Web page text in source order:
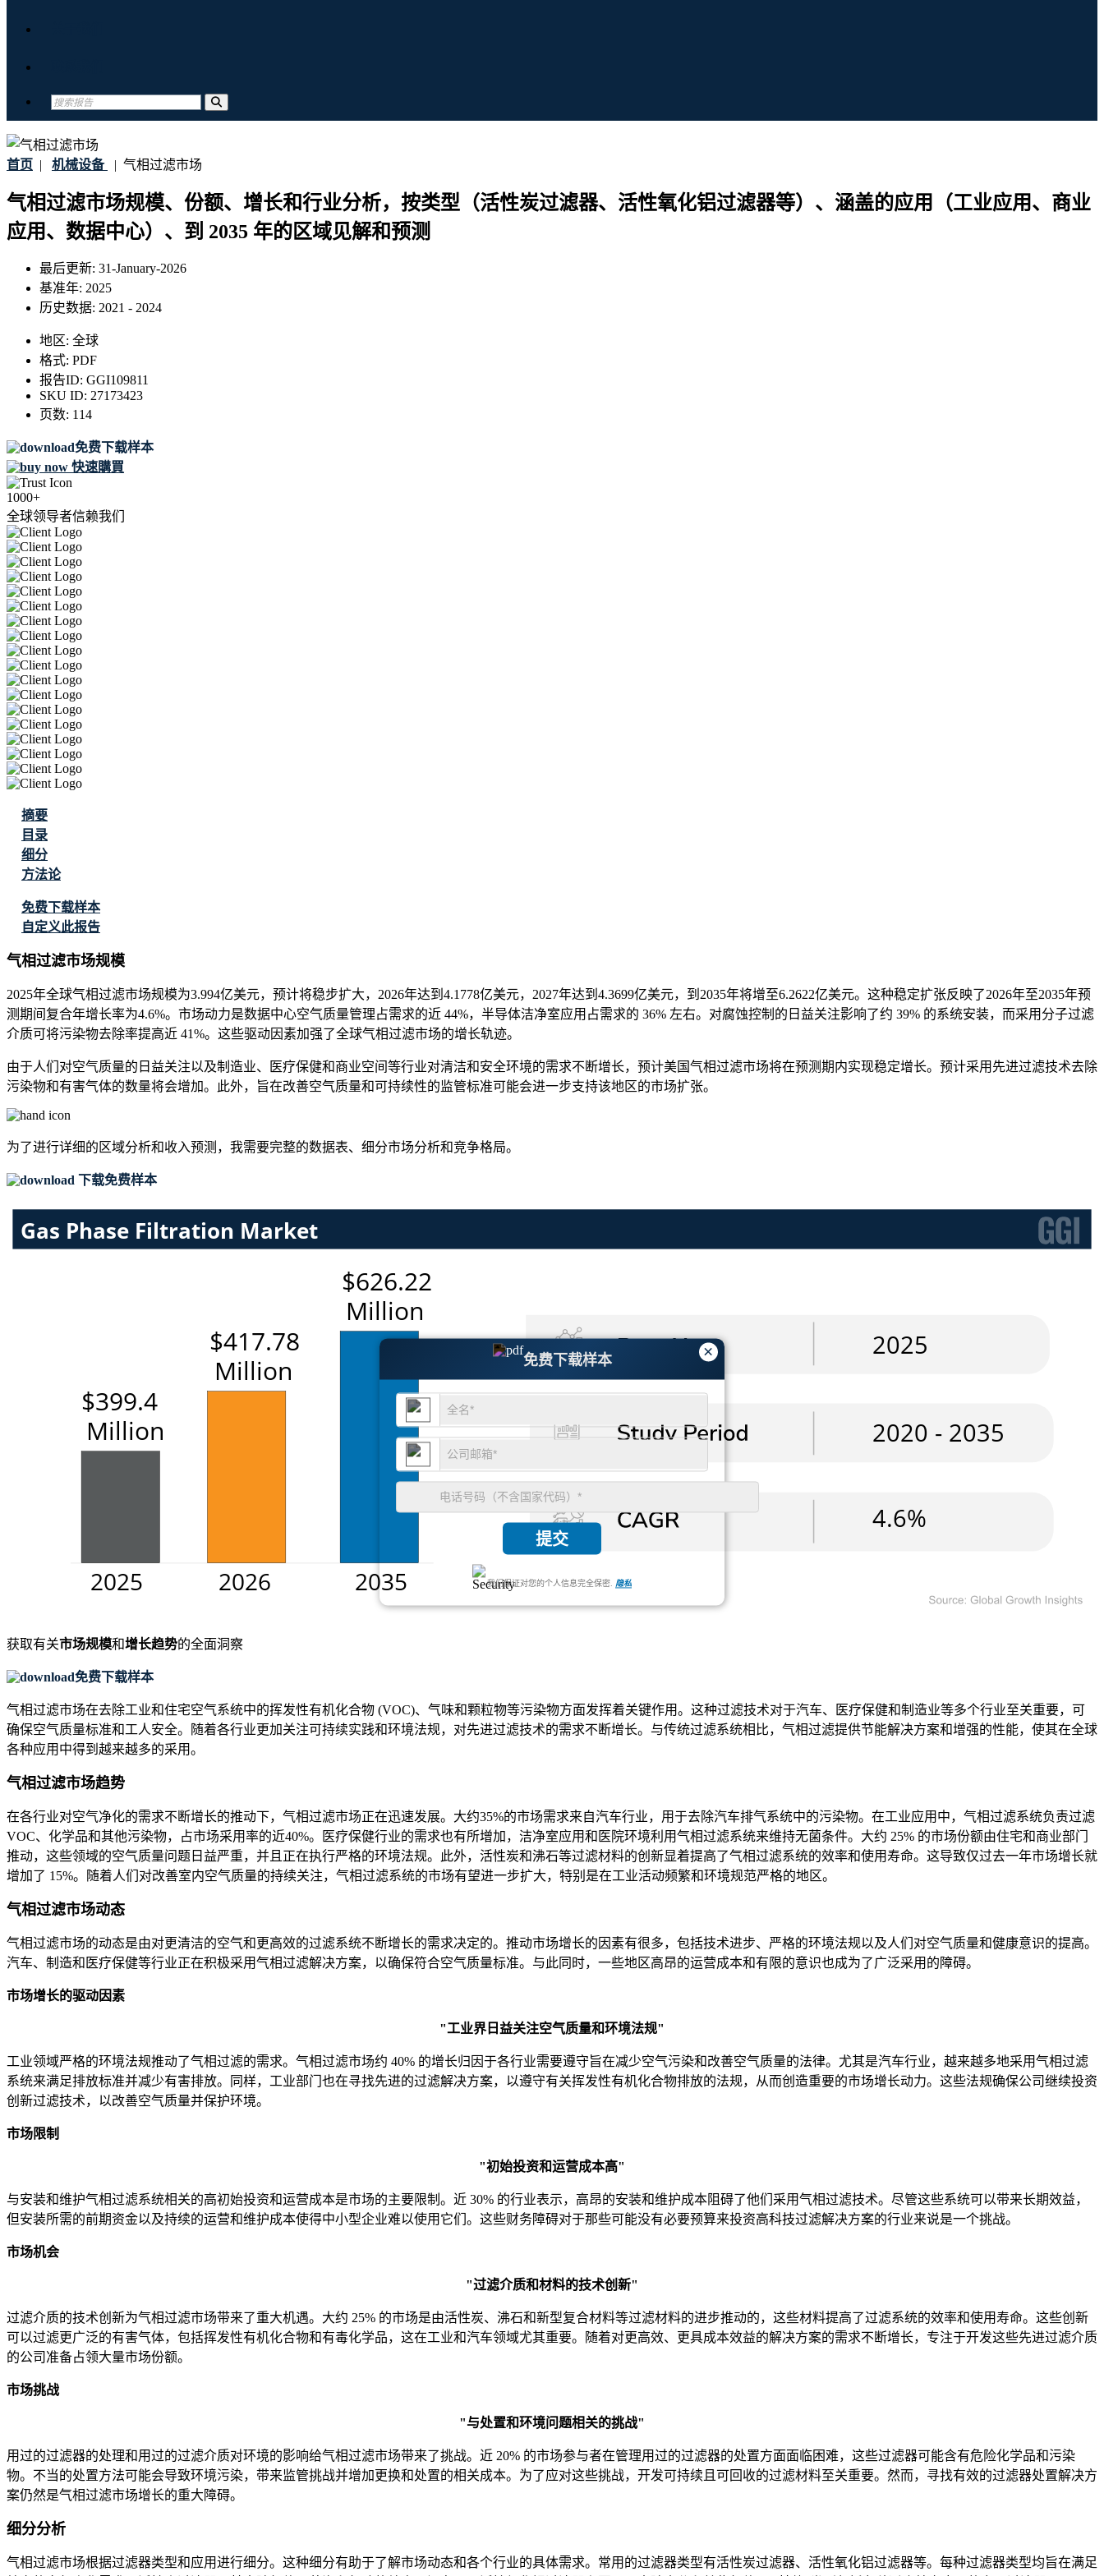
首页 | 机械设备 | 气相过滤市场
气相过滤市场规模、份额、增长和行业分析，按类型（活性炭过滤器、活性氧化铝过滤器等）、涵盖的应用（工业应用、商业
应用、数据中心）、到 2035 年的区域见解和预测
最后更新: 31-January-2026
基准年: 2025
历史数据: 2021 - 2024
地区: 全球
格式: PDF
报告ID: GGI109811
SKU ID: 27173423
页数: 114
免费下载样本
快速購買
1000+
全球领导者信赖我们
×
免费下载样本
提交
我们保证对您的个人信息完全保密. 隐私
摘要
目录
细分
方法论
免费下载样本
自定义此报告
气相过滤市场规模
2025年全球气相过滤市场规模为3.994亿美元，预计将稳步扩大，2026年达到4.1778亿美元，2027年达到4.3699亿美元，到2035年将增至6.2622亿美元。这种稳定扩张反映了2026年至2035年预
测期间复合年增长率为4.6%。市场动力是数据中心空气质量管理占需求的近 44%，半导体洁净室应用占需求的 36% 左右。对腐蚀控制的日益关注影响了约 39% 的系统安装，而采用分子过滤
介质可将污染物去除率提高近 41%。这些驱动因素加强了全球气相过滤市场的增长轨迹。
由于人们对空气质量的日益关注以及制造业、医疗保健和商业空间等行业对清洁和安全环境的需求不断增长，预计美国气相过滤市场将在预测期内实现稳定增长。预计采用先进过滤技术去除
污染物和有害气体的数量将会增加。此外，旨在改善空气质量和可持续性的监管标准可能会进一步支持该地区的市场扩张。
为了进行详细的区域分析和收入预测，我需要完整的数据表、细分市场分析和竞争格局。
下载免费样本
获取有关市场规模和增长趋势的全面洞察
免费下载样本
气相过滤市场在去除工业和住宅空气系统中的挥发性有机化合物 (VOC)、气味和颗粒物等污染物方面发挥着关键作用。这种过滤技术对于汽车、医疗保健和制造业等多个行业至关重要，可
确保空气质量标准和工人安全。随着各行业更加关注可持续实践和环境法规，对先进过滤技术的需求不断增长。与传统过滤系统相比，气相过滤提供节能解决方案和增强的性能，使其在全球
各种应用中得到越来越多的采用。
气相过滤市场趋势
在各行业对空气净化的需求不断增长的推动下，气相过滤市场正在迅速发展。大约35%的市场需求来自汽车行业，用于去除汽车排气系统中的污染物。在工业应用中，气相过滤系统负责过滤
VOC、化学品和其他污染物，占市场采用率的近40%。医疗保健行业的需求也有所增加，洁净室应用和医院环境利用气相过滤系统来维持无菌条件。大约 25% 的市场份额由住宅和商业部门
推动，这些领域的空气质量问题日益严重，并且正在执行严格的环境法规。此外，活性炭和沸石等过滤材料的创新显着提高了气相过滤系统的效率和使用寿命。这导致仅过去一年市场增长就
增加了 15%。随着人们对改善室内空气质量的持续关注，气相过滤系统的市场有望进一步扩大，特别是在工业活动频繁和环境规范严格的地区。
气相过滤市场动态
气相过滤市场的动态是由对更清洁的空气和更高效的过滤系统不断增长的需求决定的。推动市场增长的因素有很多，包括技术进步、严格的环境法规以及人们对空气质量和健康意识的提高。
汽车、制造和医疗保健等行业正在积极采用气相过滤解决方案，以确保符合空气质量标准。与此同时，一些地区高昂的运营成本和有限的意识也成为了广泛采用的障碍。
市场增长的驱动因素
"工业界日益关注空气质量和环境法规"
工业领域严格的环境法规推动了气相过滤的需求。气相过滤市场约 40% 的增长归因于各行业需要遵守旨在减少空气污染和改善空气质量的法律。尤其是汽车行业，越来越多地采用气相过滤
系统来满足排放标准并减少有害排放。同样，工业部门也在寻找先进的过滤解决方案，以遵守有关挥发性有机化合物排放的法规，从而创造重要的市场增长动力。这些法规确保公司继续投资
创新过滤技术，以改善空气质量并保护环境。
市场限制
"初始投资和运营成本高"
与安装和维护气相过滤系统相关的高初始投资和运营成本是市场的主要限制。近 30% 的行业表示，高昂的安装和维护成本阻碍了他们采用气相过滤技术。尽管这些系统可以带来长期效益，
但安装所需的前期资金以及持续的运营和维护成本使得中小型企业难以使用它们。这些财务障碍对于那些可能没有必要预算来投资高科技过滤解决方案的行业来说是一个挑战。
市场机会
"过滤介质和材料的技术创新"
过滤介质的技术创新为气相过滤市场带来了重大机遇。大约 25% 的市场是由活性炭、沸石和新型复合材料等过滤材料的进步推动的，这些材料提高了过滤系统的效率和使用寿命。这些创新
可以过滤更广泛的有害气体，包括挥发性有机化合物和有毒化学品，这在工业和汽车领域尤其重要。随着对更高效、更具成本效益的解决方案的需求不断增长，专注于开发这些先进过滤介质
的公司准备占领大量市场份额。
市场挑战
"与处置和环境问题相关的挑战"
用过的过滤器的处理和用过的过滤介质对环境的影响给气相过滤市场带来了挑战。近 20% 的市场参与者在管理用过的过滤器的处置方面面临困难，这些过滤器可能含有危险化学品和污染
物。不当的处置方法可能会导致环境污染，带来监管挑战并增加更换和处置的相关成本。为了应对这些挑战，开发可持续且可回收的过滤材料至关重要。然而，寻找有效的过滤器处置解决方
案仍然是气相过滤市场增长的重大障碍。
细分分析
气相过滤市场根据过滤器类型和应用进行细分。这种细分有助于了解市场动态和各个行业的具体需求。常用的过滤器类型有活性炭过滤器、活性氧化铝过滤器等。每种过滤器类型均旨在满足